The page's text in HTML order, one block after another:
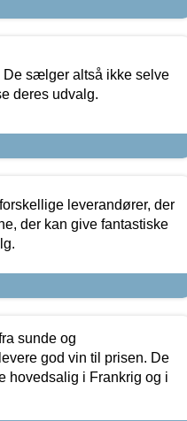
De sælger altså ikke selve
deres udvalg.
leverandører, der
der kan give fantastiske
sunde og
god vin til prisen. De
hovedsalig i Frankrig og i